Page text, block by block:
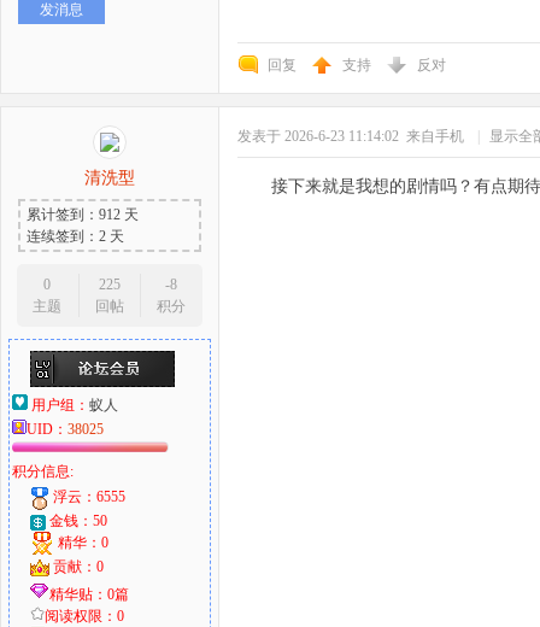
发消息
回复 支持 反对
清洗型
累计签到：912 天
连续签到：2 天
0
主题
225
回帖
-8
积分
用户组： 蚁人
UID： 38025
积分信息:
浮云：6555
金钱：50
精华：0
贡献：0
精华贴：0篇
阅读权限：0
发表于 2026-6-23 11:14:02 来自手机 显示全
接下来就是我想的剧情吗？有点期